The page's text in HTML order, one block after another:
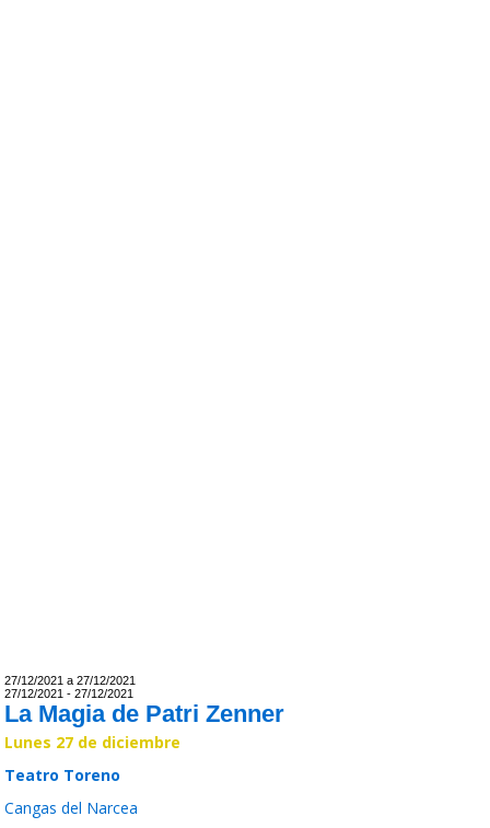
27/12/2021 a 27/12/2021
27/12/2021 - 27/12/2021
La Magia de Patri Zenner
Lunes 27 de diciembre
Teatro Toreno
Cangas del Narcea